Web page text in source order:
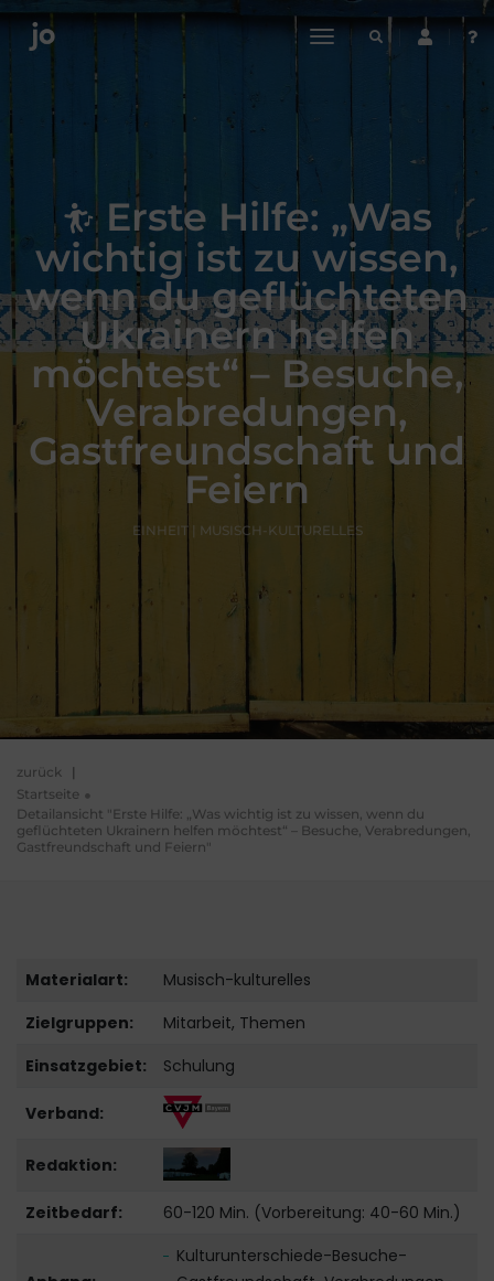
toggle
navigation
Erste Hilfe: „Was
wichtig ist zu wissen,
wenn du geflüchteten
Ukrainern helfen
möchtest“ – Besuche,
Verabredungen,
Gastfreundschaft und
Feiern
EINHEIT | MUSISCH-KULTURELLES
zurück |
Startseite
Detailansicht "Erste Hilfe: „Was wichtig ist zu wissen, wenn du
geflüchteten Ukrainern helfen möchtest“ – Besuche, Verabredungen,
Gastfreundschaft und Feiern"
Materialart:
Musisch-kulturelles
Zielgruppen:
Mitarbeit, Themen
Einsatzgebiet:
Schulung
Verband:
Redaktion:
Zeitbedarf: 60-120 Min. (Vorbereitung: 40-60 Min.)
Kulturunterschiede-Besuche-